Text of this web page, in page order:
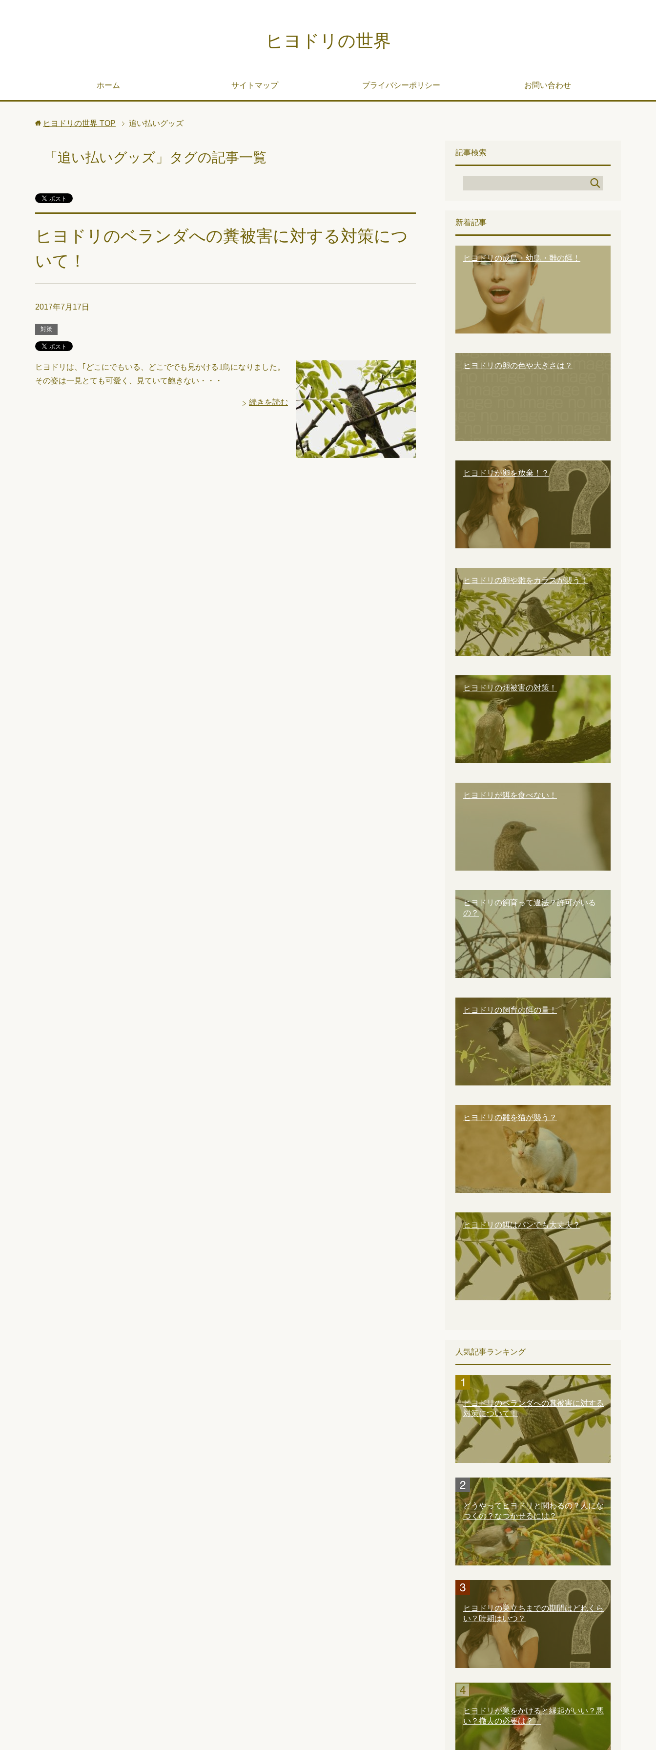
ヒヨドリの世界
ホーム サイトマップ プライバシーポリシー お問い合わせ
ヒヨドリの世界 TOP 追い払いグッズ
「追い払いグッズ」タグの記事一覧
ヒヨドリのベランダへの糞被害に対する対策につ
いて！
2017年7月17日
対策
ヒヨドリは、｢どこにでもいる、どこででも見かける｣鳥になりました。
その姿は一見とても可愛く、見ていて飽きない・・・
続きを読む
記事検索
新着記事
ヒヨドリの成鳥・幼鳥・雛の餌！
ヒヨドリの卵の色や大きさは？
ヒヨドリが卵を放棄！？
ヒヨドリの卵や雛をカラスが襲う！
ヒヨドリの畑被害の対策！
ヒヨドリが餌を食べない！
ヒヨドリの飼育って違法？許可がいる
の？
ヒヨドリの飼育の餌の量！
ヒヨドリの雛を猫が襲う？
ヒヨドリの餌はパンでも大丈夫？
人気記事ランキング
ヒヨドリのベランダへの糞被害に対する
対策について！
どうやってヒヨドリと関わるの？人にな
つくの？なつかせるには？
ヒヨドリの巣立ちまでの期間はどれくら
い？時期はいつ？
ヒヨドリが巣をかけると縁起がいい？悪
い？撤去の必要は？